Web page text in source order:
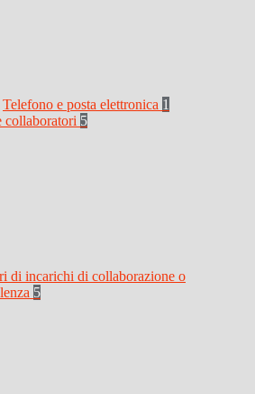
Telefono e posta elettronica 1
collaboratori 5
di incarichi di collaborazione o
5